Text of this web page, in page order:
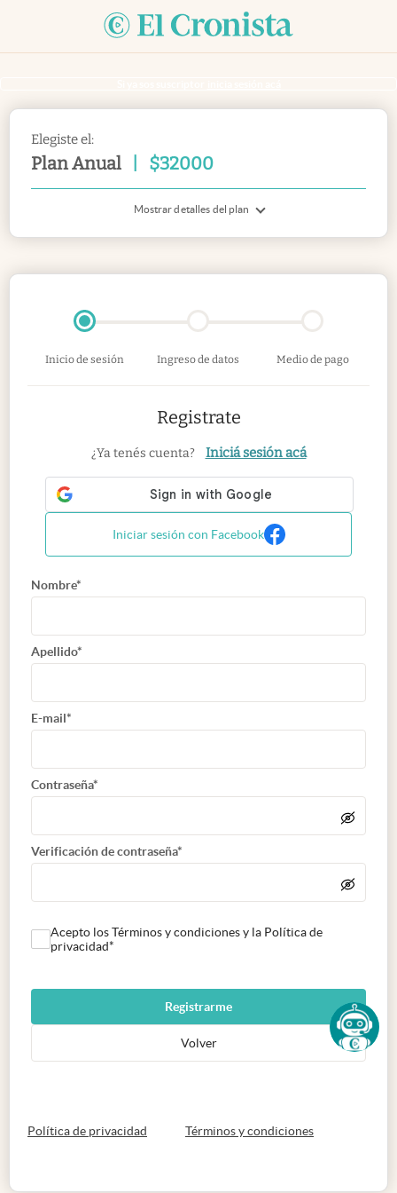
Elegiste el:
Plan Anual $32000
Mostrar detalles del plan
Inicio de sesión Ingreso de datos Medio de pago
Registrate
¿Ya tenés cuenta? Iniciá sesión acá
Iniciar sesión con Facebook
Nombre*
Apellido*
E-mail*
Contraseña*
Verificación de contraseña*
Acepto los Términos y condiciones y la Política de
privacidad*
Registrarme
Volver
Política de privacidad abre en nueva pestaña
Términos y condicionesabre en nueva